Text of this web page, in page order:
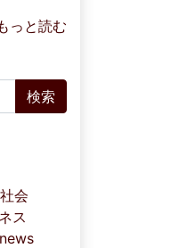
っと読む
社会
ス
news